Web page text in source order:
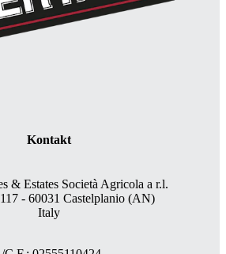
Kontakt
& Estates Società Agricola a r.l.
- 60031 Castelplanio (AN)
Italy